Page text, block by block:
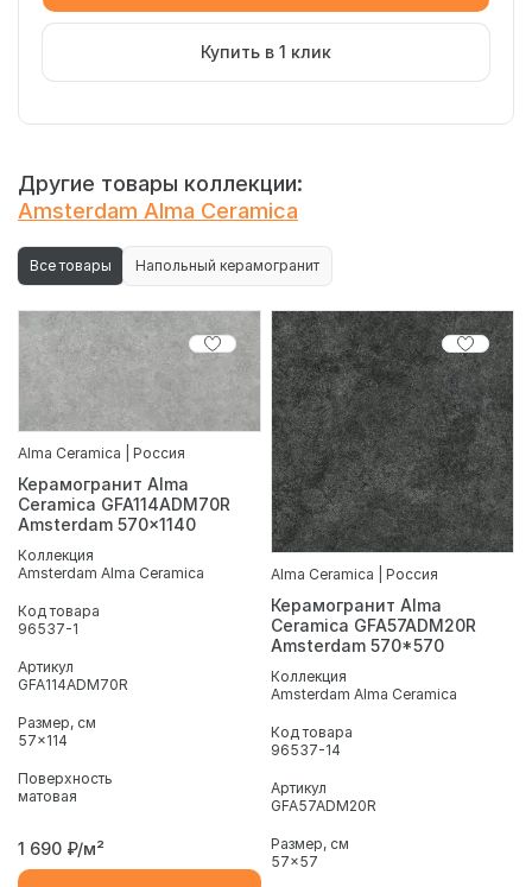
Купить в 1 клик
Другие товары коллекции:
Amsterdam Alma Ceramica
Все товары Напольный керамогранит
Alma Ceramica | Россия
Керамогранит Alma
Ceramica GFA114ADM70R
Amsterdam 570x1140
Коллекция
Amsterdam Alma Ceramica
Код товара
96537-1
Артикул
GFA114ADM70R
Размер, см
57x114
Поверхность
матовая
1 690 ₽/м²
Alma Ceramica | Россия
Керамогранит Alma
Ceramica GFA57ADM20R
Amsterdam 570*570
Коллекция
Amsterdam Alma Ceramica
Код товара
96537-14
Артикул
GFA57ADM20R
Размер, см
57x57